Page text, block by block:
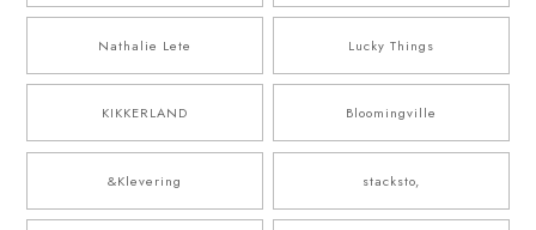
Nathalie Lete Lucky Things
KIKKERLAND Bloomingville
&Klevering stacksto,